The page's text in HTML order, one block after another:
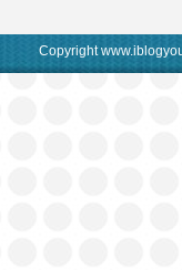
Copyright